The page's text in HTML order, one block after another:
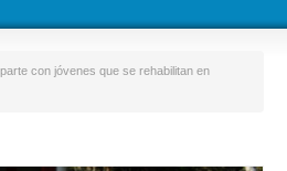
con jóvenes que se rehabilitan en